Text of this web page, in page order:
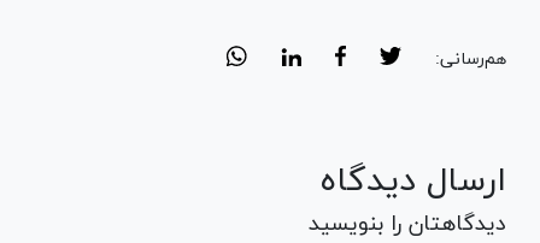
هم‌رسانی:
ارسال دیدگاه
دیدگاهتان را بنویسید